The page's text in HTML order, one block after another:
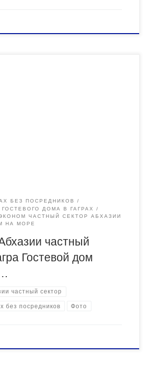
БЕЗ ПОСРЕДНИКОВ
ДОМА В ГАГРАХ
ЧАСТНЫЙ СЕКТОР АБХАЗИИ
НА МОРЕ
частный
Гостевой дом
частный сектор
без посредников Фото